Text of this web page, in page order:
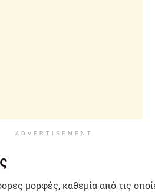
ADVERTISEMENT
μορφές, καθεμία από τις